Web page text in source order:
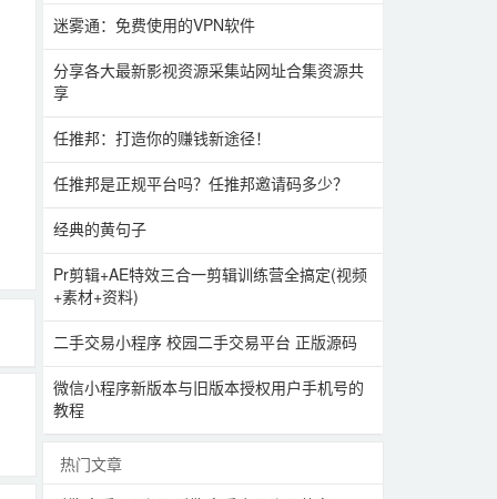
迷雾通：免费使用的VPN软件
分享各大最新影视资源采集站网址合集资源共
享
任推邦：打造你的赚钱新途径！
任推邦是正规平台吗？任推邦邀请码多少？
经典的黄句子
Pr剪辑+AE特效三合一剪辑训练营全搞定(视频
+素材+资料)
二手交易小程序 校园二手交易平台 正版源码
微信小程序新版本与旧版本授权用户手机号的
教程
热门文章